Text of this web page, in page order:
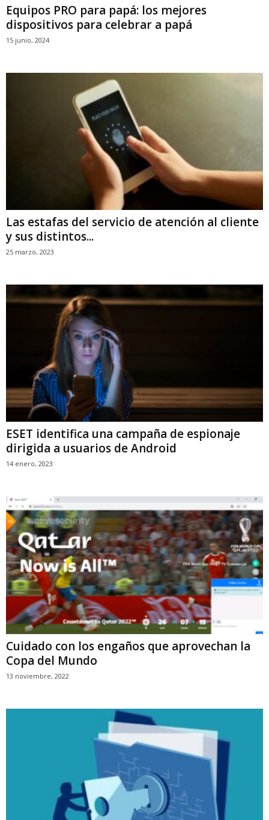
Equipos PRO para papá: los mejores
dispositivos para celebrar a papá
15 junio, 2024
Las estafas del servicio de atención al cliente
y sus distintos...
25 marzo, 2023
ESET identifica una campaña de espionaje
dirigida a usuarios de Android
14 enero, 2023
Cuidado con los engaños que aprovechan la
Copa del Mundo
13 noviembre, 2022